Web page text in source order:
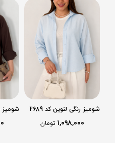
شومیز رنگی لنوین کد 2689
۱,۰۹۸,۰۰۰ تومان
شومیز